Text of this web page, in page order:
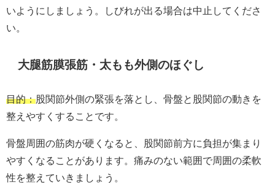
いようにしましょう。しびれが出る場合は中止してくださ
い。
大腿筋膜張筋・太もも外側のほぐし
目的：股関節外側の緊張を落とし、骨盤と股関節の動きを
整えやすくすることです。
骨盤周囲の筋肉が硬くなると、股関節前方に負担が集まり
やすくなることがあります。痛みのない範囲で周囲の柔軟
性を整えていきましょう。